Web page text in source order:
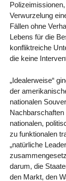
Verwurzelung
Fällen ohne
Lebens für die
konfliktreiche
die keine
„Idealerweise“
der
nationalen
nationalen,
zu funktionalen
„natürliche
darum, die
den Markt, den